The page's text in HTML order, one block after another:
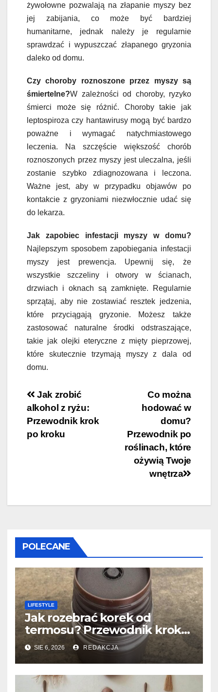
żywołowne pozwalają na złapanie myszy bez
jej zabijania, co może być bardziej
humanitarne, jednak należy je regularnie
sprawdzać i wypuszczać złapanego gryzonia
daleko od domu.
Czy choroby roznoszone przez myszy są
śmiertelne?W zależności od choroby, ryzyko
śmierci może się różnić. Choroby takie jak
leptospiroza czy hantawirusy mogą być bardzo
poważne i wymagać natychmiastowego
leczenia. Na szczęście większość chorób
roznoszonych przez myszy jest uleczalna, jeśli
zostanie szybko zdiagnozowana i leczona.
Ważne jest, aby w przypadku objawów po
kontakcie z gryzoniami niezwłocznie udać się
do lekarza.
Jak zapobiec infestacji myszy w domu?
Najlepszym sposobem zapobiegania infestacji
myszy jest prewencja. Upewnij się, że
wszystkie szczeliny i otwory w ścianach,
drzwiach i oknach są zamknięte. Regularnie
sprzątaj, aby nie zostawiać resztek jedzenia,
które przyciągają gryzonie. Możesz także
zastosować naturalne środki odstraszające,
takie jak olejki eteryczne z mięty pieprzowej,
które skutecznie trzymają myszy z dala od
domu.
Nawigacja
wpisu
Co można
hodować w
domu?
Przewodnik po
roślinach, które
ożywią Twoje
wnętrza
Jak zrobić
alkohol z ryżu:
Przewodnik krok
po kroku
POLECANE
LIFESTYLE
Jak rozebrać korek od
termosu? Przewodnik krok
po kroku
SIE 6, 2026 REDAKCJA